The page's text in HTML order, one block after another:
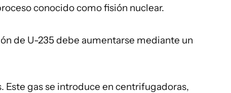
conocido como fisión nuclear.
de U-235 debe aumentarse mediante un
Este gas se introduce en centrifugadoras,